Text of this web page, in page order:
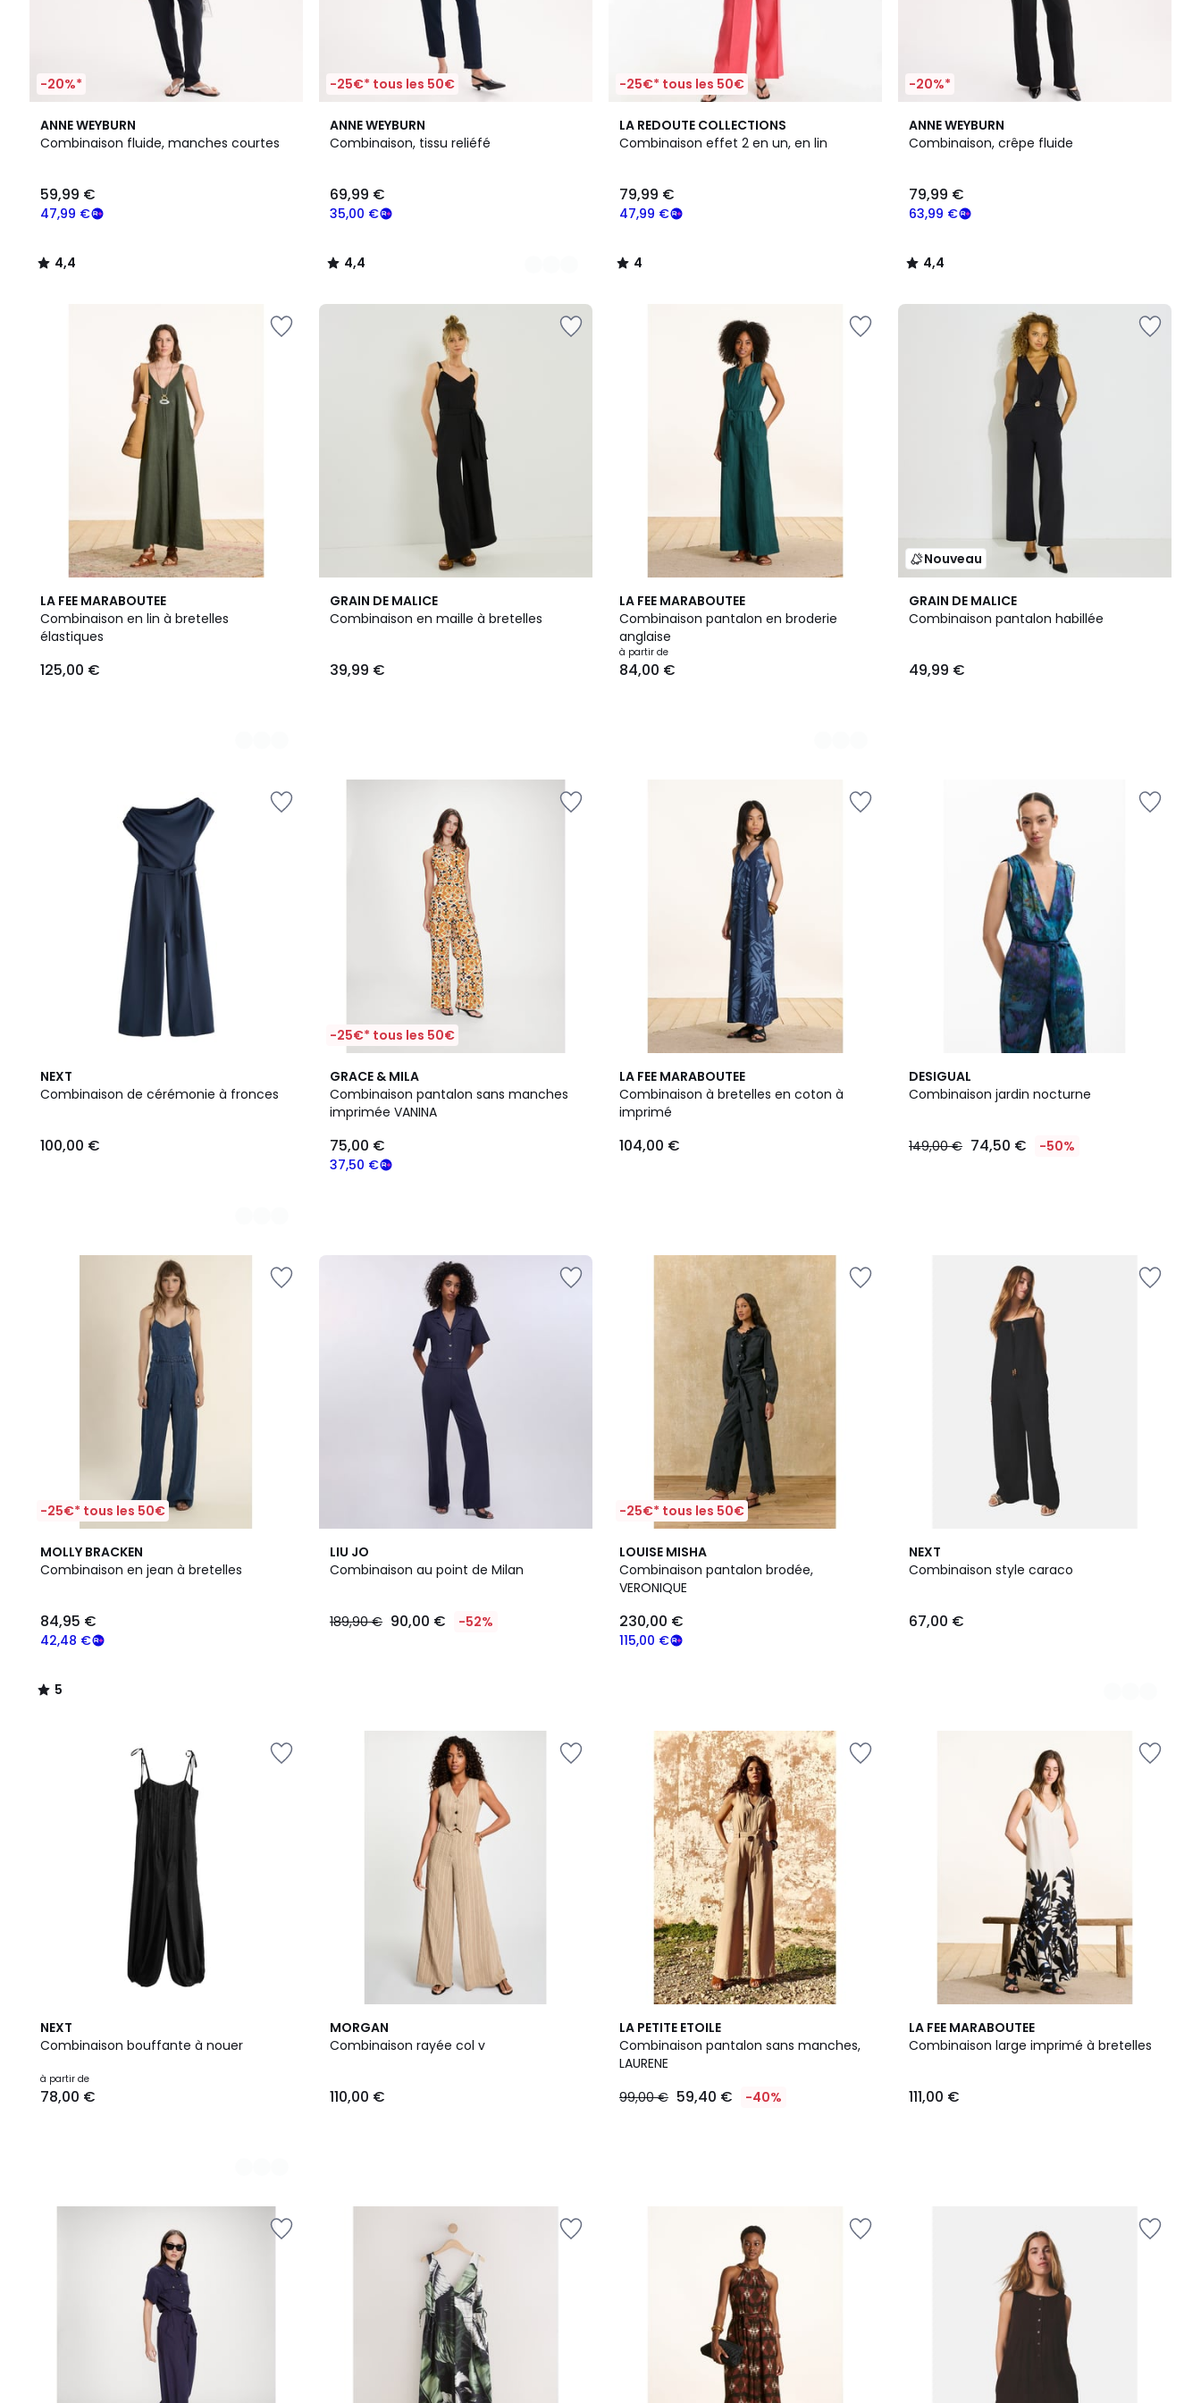
-20%*
ANNE WEYBURN
Combinaison fluide, manches courtes
€
souscrivez
programme
47,99 €
59,99 €
4,4
/ 5
4,4
/
-25€* tous les 50€
ANNE WEYBURN
Combinaison, tissu reliéfé
35,00 €
69,99 €
4,4
/ 5
2
Couleurs
4,4
/
-25€* tous les 50€
LA REDOUTE COLLECTIONS
Combinaison effet 2 en un, en lin
47,99 €
79,99 €
4
/
4
/
-20%*
ANNE WEYBURN
Combinaison, crêpe fluide
63,99 €
79,99 €
4,4
/ 5
4,4
/
LA FEE MARABOUTEE
Combinaison en lin à bretelles
élastiques
125,00 €
5
Couleurs
GRAIN DE MALICE
Combinaison en maille à bretelles
39,99 €
LA FEE MARABOUTEE
Combinaison pantalon en broderie
anglaise
à partir de
84,00 €
3
Couleurs
Nouveau
GRAIN DE MALICE
Combinaison pantalon habillée
49,99 €
NEXT
Combinaison de cérémonie à fronces
100,00 €
2
Couleurs
-25€* tous les 50€
GRACE & MILA
Combinaison pantalon sans manches
imprimée VANINA
37,50 €
75,00 €
LA FEE MARABOUTEE
Combinaison à bretelles en coton à
imprimé
104,00 €
DESIGUAL
Combinaison jardin nocturne
149,00 € 74,50 € -50%
-25€* tous les 50€
MOLLY BRACKEN
Combinaison en jean à bretelles
42,48 €
84,95 €
5
/
5
/
LIU JO
Combinaison au point de Milan
189,90 € 90,00 € -52%
-25€* tous les 50€
LOUISE MISHA
Combinaison pantalon brodée,
VERONIQUE
115,00 €
230,00 €
NEXT
Combinaison style caraco
67,00 €
2
Couleurs
NEXT
Combinaison bouffante à nouer
à partir de
78,00 €
2
Couleurs
MORGAN
Combinaison rayée col v
110,00 €
LA PETITE ETOILE
Combinaison pantalon sans manches,
LAURENE
99,00 € 59,40 € -40%
LA FEE MARABOUTEE
Combinaison large imprimé à bretelles
111,00 €